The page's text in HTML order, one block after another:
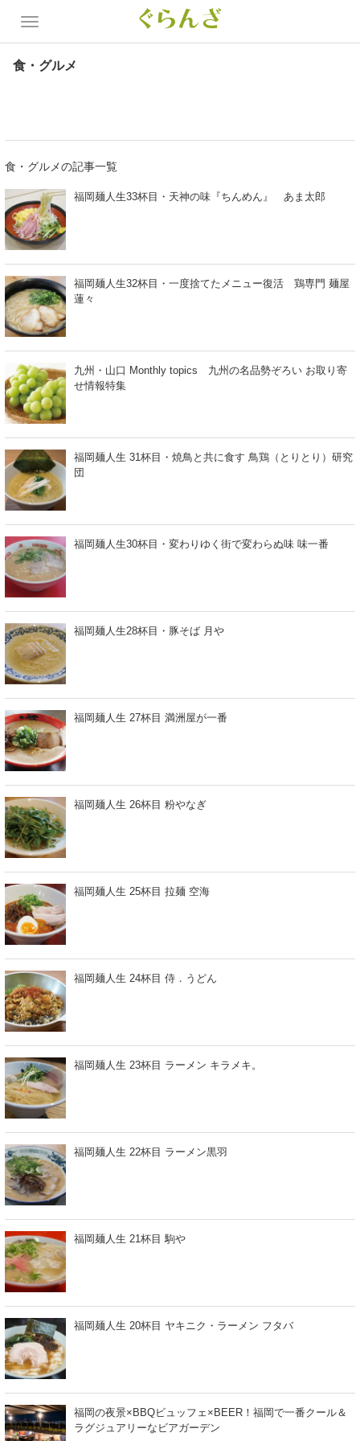
食・グルメ
食・グルメの記事一覧
福岡麺人生33杯目・天神の味『ちんめん』 あま太郎
福岡麺人生32杯目・一度捨てたメニュー復活 鶏専門 麺屋
蓮々
九州・山口 Monthly topics 九州の名品勢ぞろい お取り寄
せ情報特集
福岡麺人生 31杯目・焼鳥と共に食す 鳥鶏（とりとり）研究
団
福岡麺人生30杯目・変わりゆく街で変わらぬ味 味一番
福岡麺人生28杯目・豚そば 月や
福岡麺人生 27杯目 満洲屋が一番
福岡麺人生 26杯目 粉やなぎ
福岡麺人生 25杯目 拉麺 空海
福岡麺人生 24杯目 侍．うどん
福岡麺人生 23杯目 ラーメン キラメキ。
福岡麺人生 22杯目 ラーメン黒羽
福岡麺人生 21杯目 駒や
福岡麺人生 20杯目 ヤキニク・ラーメン フタバ
福岡の夜景×BBQビュッフェ×BEER！福岡で一番クール＆
ラグジュアリーなビアガーデン